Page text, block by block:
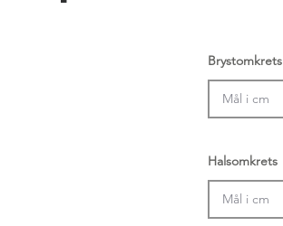
Brystomkrets
Halsomkrets